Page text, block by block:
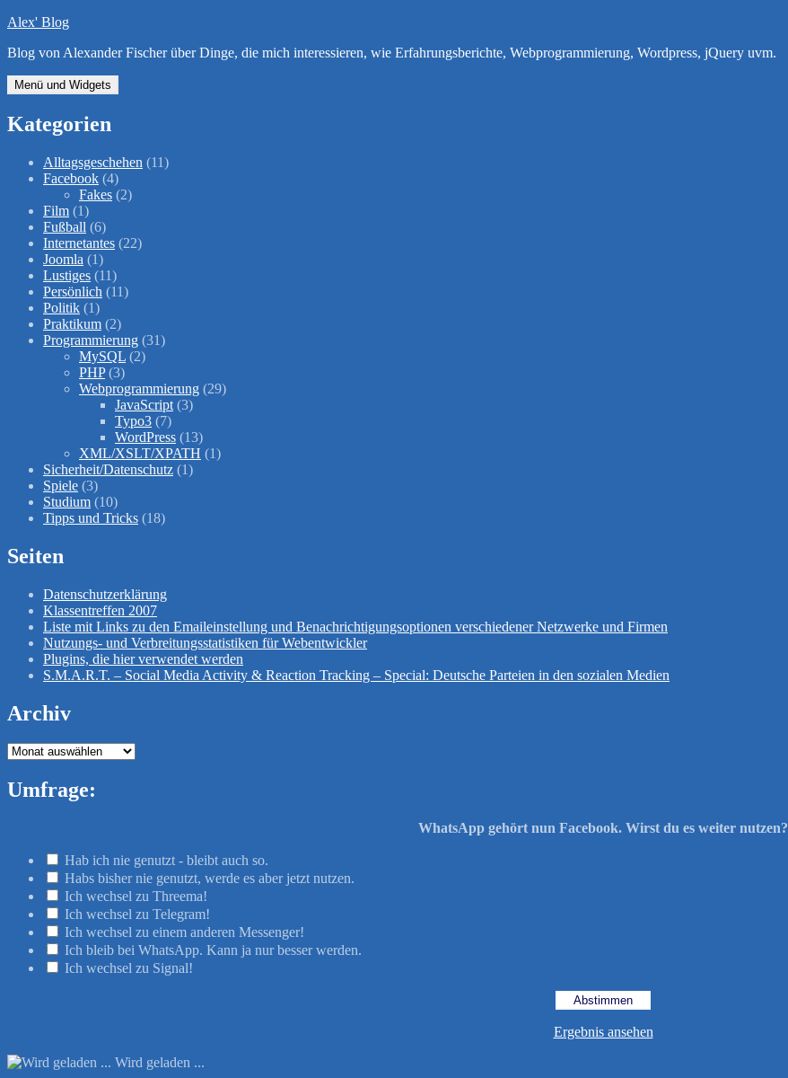
Zum
springen
Alex' Blog
Blog von Alexander Fischer über Dinge, die mich interessieren, wie Erfahrungsberichte, Webprogrammierung, Wordpress, jQuery uvm.
Menü und Widgets
Kategorien
Alltagsgeschehen (11)
Facebook (4)
Fakes (2)
Film (1)
Fußball (6)
Internetantes (22)
Joomla (1)
Lustiges (11)
Persönlich (11)
Politik (1)
Praktikum (2)
Programmierung (31)
MySQL (2)
PHP(3)
Webprogrammierung (29)
JavaScript (3)
Typo3 (7)
WordPress (13)
XML/XSLT/XPATH (1)
Sicherheit/Datenschutz (1)
Spiele (3)
Studium (10)
Tipps und Tricks (18)
Seiten
Datenschutzerklärung
Klassentreffen 2007
Liste mit Links zu den Emaileinstellung und Benachrichtigungsoptionen verschiedener Netzwerke und Firmen
Nutzungs- und Verbreitungsstatistiken für Webentwickler
Plugins, die hier verwendet werden
S.M.A.R.T. – Social Media Activity & Reaction Tracking – Special: Deutsche Parteien in den sozialen Medien
Archiv
Archiv
Umfrage:
WhatsApp gehört nun Facebook. Wirst du es weiter nutzen?
Hab ich nie genutzt - bleibt auch so.
Habs bisher nie genutzt, werde es aber jetzt nutzen.
Ich wechsel zu Threema!
Ich wechsel zu Telegram!
Ich wechsel zu einem anderen Messenger!
Ich bleib bei WhatsApp. Kann ja nur besser werden.
Ich wechsel zu Signal!
Ergebnis ansehen
Wird geladen ...